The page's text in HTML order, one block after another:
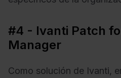
#4 - Ivanti Patch
Manager
Como solución de Ivanti,